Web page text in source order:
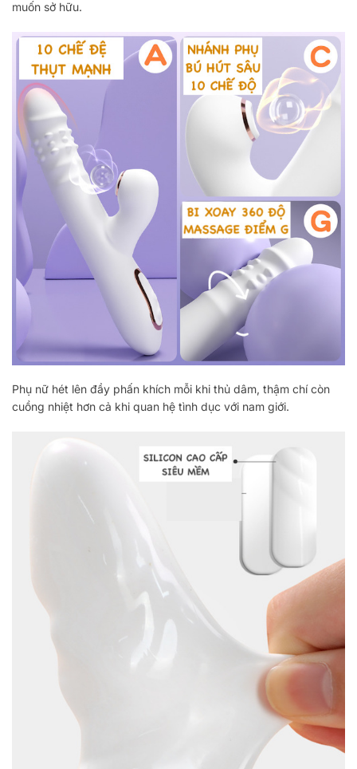
muốn sở hữu.
Phụ nữ hét lên đầy phấn khích mỗi khi thủ dâm, thậm chí còn
cuồng nhiệt hơn cả khi quan hệ tình dục với nam giới.